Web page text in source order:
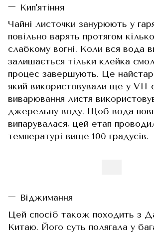
Кип'ятіння
Чайні листочки занурюють у
повільно варять протягом
слабкому вогні. Коли вся вода
залишається тільки клейка
процес завершують. Це
який використовували ще у VII
виварювання листя
джерельну воду. Щоб вода
випарувалася, цей етап
температурі вище 100 градусів.
Віджимання
Цей спосіб також походить з
Китаю. Його суть полягала у